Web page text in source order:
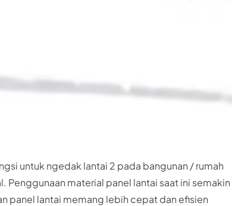
untuk ngedak lantai 2 pada bangunan / rumah
material panel lantai saat ini semakin
panel lantai memang lebih cepat dan efisien